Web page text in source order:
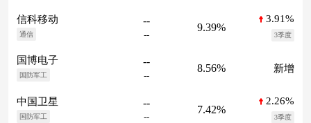
信科移动
通信
--
--
9.39%
3.91%
3季度
国博电子
国防军工
--
--
8.56% 新增
中国卫星
国防军工
--
--
7.42%
2.26%
3季度